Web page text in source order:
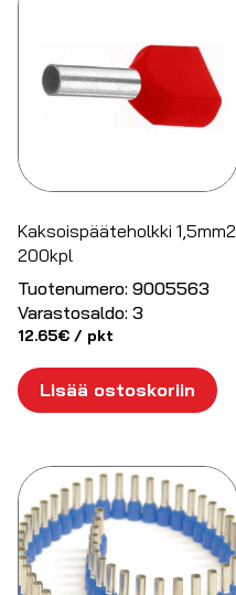
Kaksoispääteholkki 1,5mm2
200kpl
Tuotenumero: 9005563
Varastosaldo: 3
12.65€ / pkt
Lisää ostoskoriin